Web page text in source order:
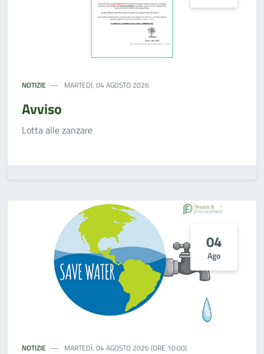
NOTIZIE MARTEDÌ, 04 AGOSTO 2026
Avviso
Lotta alle zanzare
04
Ago
NOTIZIE MARTEDÌ, 04 AGOSTO 2026 (ORE 10:00)